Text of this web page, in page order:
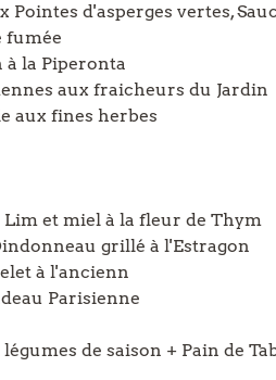
Pointes d'asperges vertes,
fumée
à la Piperonta
aux fraicheurs du Jardin
aux fines herbes
et miel à la fleur de Thym
grillé à l'Estragon
à l'ancienn
Parisienne
de saison + Pain de